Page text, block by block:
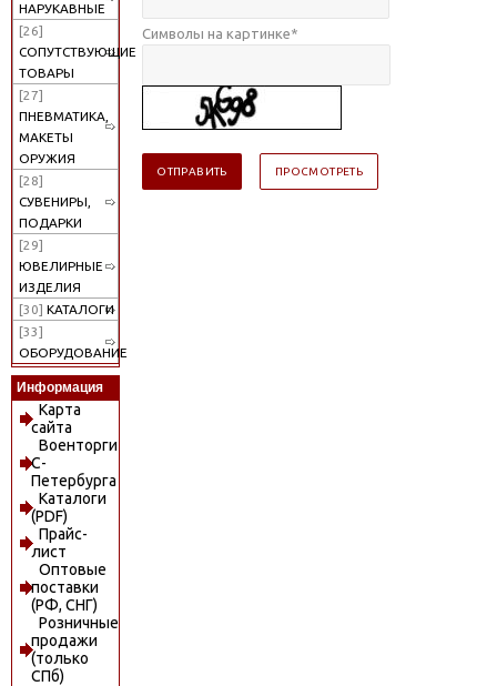
НАРУКАВНЫЕ
[26]
СОПУТСТВУЮЩИЕ
ТОВАРЫ
[27]
ПНЕВМАТИКА,
МАКЕТЫ
ОРУЖИЯ
[28]
СУВЕНИРЫ,
ПОДАРКИ
[29]
ЮВЕЛИРНЫЕ
ИЗДЕЛИЯ
[30] КАТАЛОГИ
[33]
ОБОРУДОВАНИЕ
Информация
Карта
сайта
Военторги
С-
Петербурга
Каталоги
(PDF)
Прайс-
лист
Оптовые
поставки
(РФ, СНГ)
Розничные
продажи
(только
СПб)
Символы на картинке*